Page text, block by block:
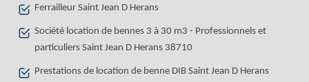
Ferrailleur Saint Jean D Herans
Société location de bennes 3 à 30 m3 - Professionnels et
particuliers Saint Jean D Herans 38710
Prestations de location de benne DIB Saint Jean D Herans